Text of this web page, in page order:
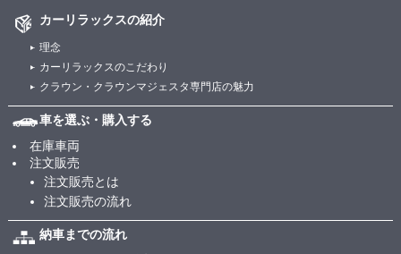
カーリラックスの紹介
理念
カーリラックスのこだわり
クラウン・クラウンマジェスタ専門店の魅力
車を選ぶ・購入する
在庫車両
注文販売
注文販売とは
注文販売の流れ
納車までの流れ